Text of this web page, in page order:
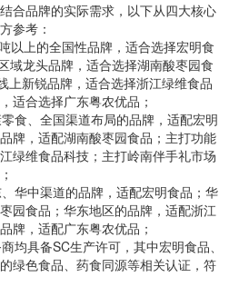
合品牌的实际需求，以下从四大核心
参考：
以上的全国性品牌，适合选择宏明食
域龙头品牌，适合选择湖南酸枣园食
上新锐品牌，适合选择浙江绿维食品
适合选择广东粤农优品；
食、全国渠道布局的品牌，适配宏明
牌，适配湖南酸枣园食品；主打功能
绿维食品科技；主打岭南伴手礼市场
华中渠道的品牌，适配宏明食品；华
园食品；华东地区的品牌，适配浙江
牌，适配广东粤农优品；
均具备SC生产许可，其中宏明食品、
绿色食品、药食同源等相关认证，符